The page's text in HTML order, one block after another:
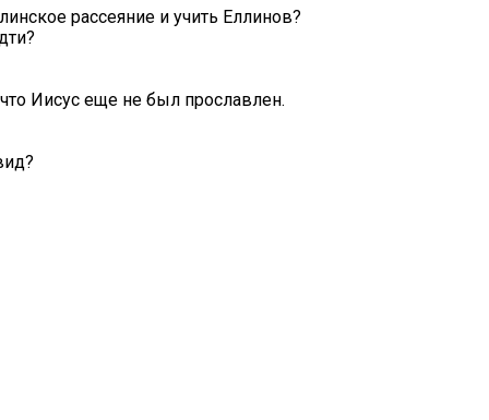
рассеяние и учить Еллинов?
Иисус еще не был прославлен.